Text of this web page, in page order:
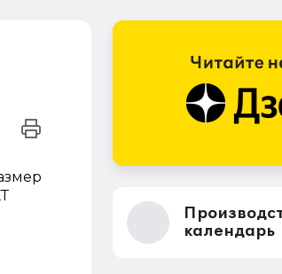
календарь